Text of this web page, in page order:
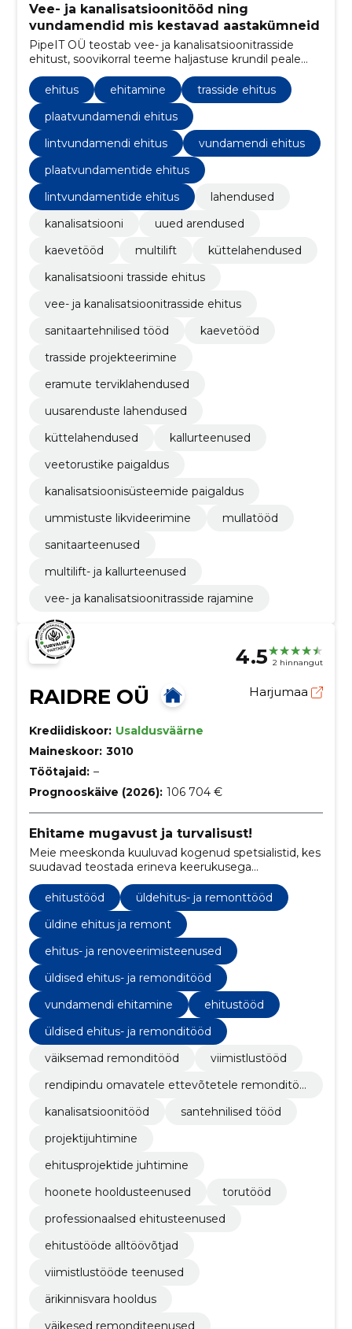
Vee- ja kanalisatsioonitööd ning
vundamendid mis kestavad aastakümneid
PipeIT OÜ teostab vee- ja kanalisatsioonitrasside
ehitust, soovikorral teeme haljastuse krundil peale
tööde lõppu. Lisaks ehitame plaat ja lintvundamente
koos kõigi kommunikatsioonidega ning teostame
erinevaid torutöid. Vajadusel teeme sulle projekti ja
ajame korda dokumentatsiooni kohaliku vee-
ettevõttega.
ehitus ehitamine
trasside ehitus
plaatvundamendi ehitus
lintvundamendi ehitus
vundamendi ehitus
plaatvundamentide ehitus
lintvundamentide ehitus
lahendused
kanalisatsiooni
uued arendused
kaevetööd
multilift
küttelahendused
kanalisatsiooni trasside ehitus
vee- ja kanalisatsioonitrasside ehitus
sanitaartehnilised tööd
kaevetööd
trasside projekteerimine
eramute terviklahendused
uusarenduste lahendused
küttelahendused
kallurteenused
veetorustike paigaldus
kanalisatsioonisüsteemide paigaldus
ummistuste likvideerimine
mullatööd
sanitaarteenused
multilift- ja kallurteenused
vee- ja kanalisatsioonitrasside rajamine
4.5 2 hinnangut
RAIDRE OÜ Harjumaa
Krediidiskoor: Usaldusväärne
Maineskoor: 3010
Töötajaid: –
Prognooskäive (2026): 106 704 €
Ehitame mugavust ja turvalisust!
Meie meeskonda kuuluvad kogenud spetsialistid, kes
suudavad teostada erineva keerukusega
kuni ulatuslike renoveerimisprojektideni.
ehitustööd
üldehitus- ja remonttööd
üldine ehitus ja remont
ehitus- ja renoveerimisteenused
üldised ehitus- ja remonditööd
vundamendi ehitamine
ehitustööd
üldised ehitus- ja remonditööd
väiksemad remonditööd
viimistlustööd
rendipindu omavatele ettevõtetele remonditöö
kanalisatsioonitööd
santehnilised tööd
projektijuhtimine
ehitusprojektide juhtimine
hoonete hooldusteenused
torutööd
professionaalsed ehitusteenused
ehitustööde alltöövõtjad
viimistlustööde teenused
ärikinnisvara hooldus
väikesed remonditeenused